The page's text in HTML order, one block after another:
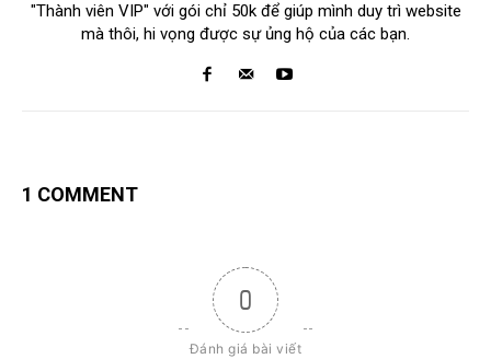
"Thành viên VIP" với gói chỉ 50k để giúp mình duy trì website
mà thôi, hi vọng được sự ủng hộ của các bạn.
1 COMMENT
0
Đánh giá bài viết